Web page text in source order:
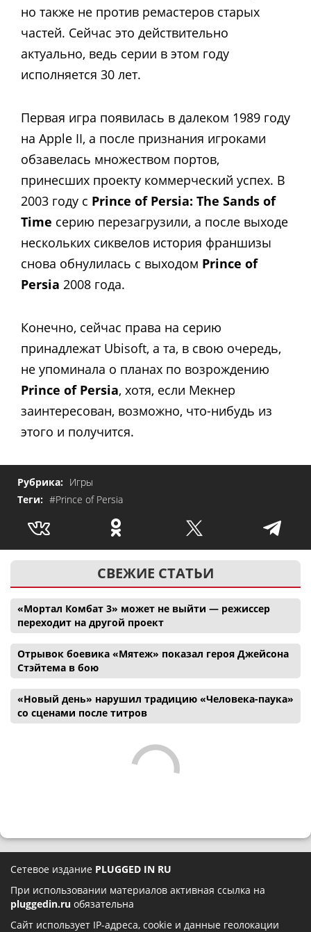
но также не против ремастеров старых
частей. Сейчас это действительно
актуально, ведь серии в этом году
исполняется 30 лет.
Первая игра появилась в далеком 1989 году
на Apple II, а после признания игроками
обзавелась множеством портов,
принесших проекту коммерческий успех. В
2003 году с Prince of Persia: The Sands of
Time серию перезагрузили, а после выходе
нескольких сиквелов история франшизы
снова обнулилась с выходом Prince of
Persia 2008 года.
Конечно, сейчас права на серию
принадлежат Ubisoft, а та, в свою очередь,
не упоминала о планах по возрождению
Prince of Persia, хотя, если Мекнер
заинтересован, возможно, что-нибудь из
этого и получится.
Рубрика: Игры
Теги: #Prince of Persia
СВЕЖИЕ СТАТЬИ
«Мортал Комбат 3» может не выйти — режиссер
переходит на другой проект
Отрывок боевика «Мятеж» показал героя Джейсона
Стэйтема в бою
«Новый день» нарушил традицию «Человека-паука»
со сценами после титров
Сетевое издание PLUGGED IN RU
При использовании материалов активная ссылка на
pluggedin.ru обязательна
Сайт использует IP-адреса, cookie и данные геолокации